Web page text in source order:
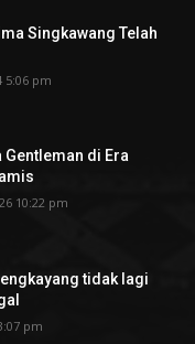
Singkawang Telah
5:06 pm
di Era
10:22 pm
tidak lagi
pm